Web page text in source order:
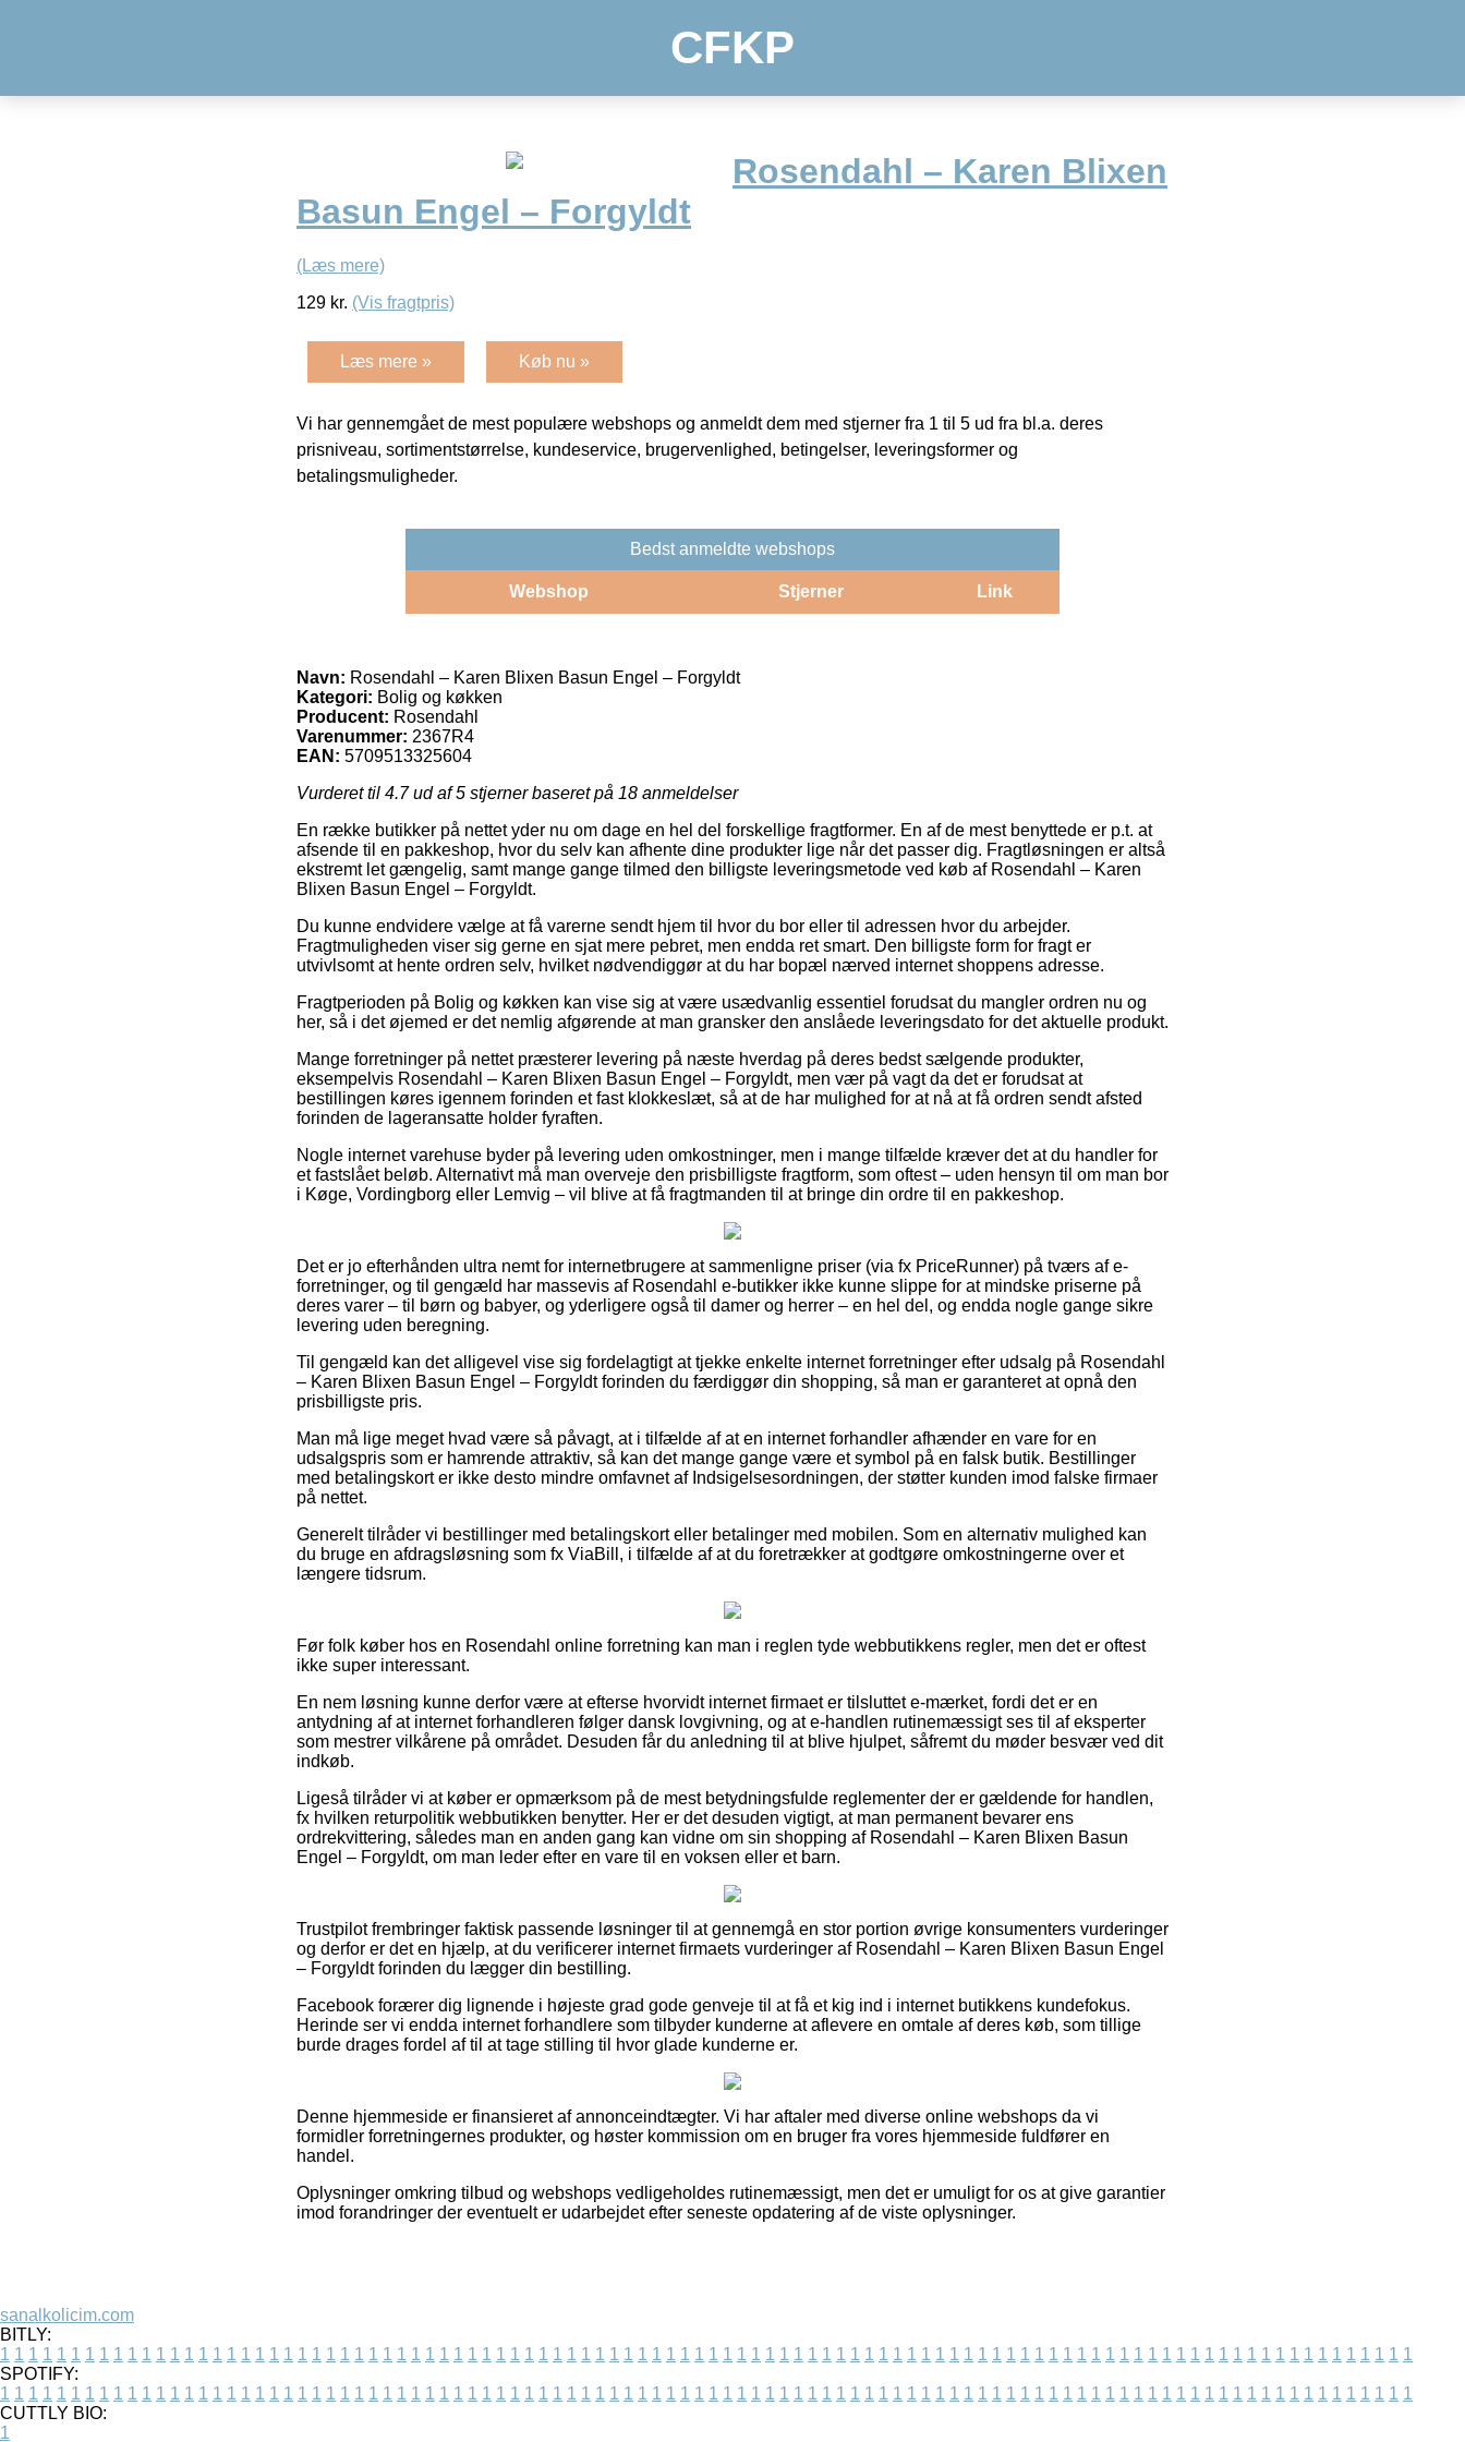
CFKP
Rosendahl – Karen Blixen
Basun Engel – Forgyldt
(Læs mere)
129 kr. (Vis fragtpris)
Læs mere » Køb nu »
Vi har gennemgået de mest populære webshops og anmeldt dem med stjerner fra 1 til 5 ud fra bl.a. deres
prisniveau, sortimentstørrelse, kundeservice, brugervenlighed, betingelser, leveringsformer og
betalingsmuligheder.
Bedst anmeldte webshops
Webshop Stjerner Link
Navn: Rosendahl – Karen Blixen Basun Engel – Forgyldt
Kategori: Bolig og køkken
Producent: Rosendahl
Varenummer: 2367R4
EAN: 5709513325604
Vurderet til 4.7ud af 5 stjerner baseret på 18 anmeldelser
En række butikker på nettet yder nu om dage en hel del forskellige fragtformer. En af de mest benyttede er p.t. at
afsende til en pakkeshop, hvor du selv kan afhente dine produkter lige når det passer dig. Fragtløsningen er altså
ekstremt let gængelig, samt mange gange tilmed den billigste leveringsmetode ved køb af Rosendahl – Karen
Blixen Basun Engel – Forgyldt.
Du kunne endvidere vælge at få varerne sendt hjem til hvor du bor eller til adressen hvor du arbejder.
Fragtmuligheden viser sig gerne en sjat mere pebret, men endda ret smart. Den billigste form for fragt er
utvivlsomt at hente ordren selv, hvilket nødvendiggør at du har bopæl nærved internet shoppens adresse.
Fragtperioden på Bolig og køkken kan vise sig at være usædvanlig essentiel forudsat du mangler ordren nu og
her, så i det øjemed er det nemlig afgørende at man gransker den anslåede leveringsdato for det aktuelle produkt.
Mange forretninger på nettet præsterer levering på næste hverdag på deres bedst sælgende produkter,
eksempelvis Rosendahl – Karen Blixen Basun Engel – Forgyldt, men vær på vagt da det er forudsat at
bestillingen køres igennem forinden et fast klokkeslæt, så at de har mulighed for at nå at få ordren sendt afsted
forinden de lageransatte holder fyraften.
Nogle internet varehuse byder på levering uden omkostninger, men i mange tilfælde kræver det at du handler for
et fastslået beløb. Alternativt må man overveje den prisbilligste fragtform, som oftest – uden hensyn til om man bor
i Køge, Vordingborg eller Lemvig – vil blive at få fragtmanden til at bringe din ordre til en pakkeshop.
Det er jo efterhånden ultra nemt for internetbrugere at sammenligne priser (via fx PriceRunner) på tværs af e-
forretninger, og til gengæld har massevis af Rosendahl e-butikker ikke kunne slippe for at mindske priserne på
deres varer – til børn og babyer, og yderligere også til damer og herrer – en hel del, og endda nogle gange sikre
levering uden beregning.
Til gengæld kan det alligevel vise sig fordelagtigt at tjekke enkelte internet forretninger efter udsalg på Rosendahl
– Karen Blixen Basun Engel – Forgyldt forinden du færdiggør din shopping, så man er garanteret at opnå den
prisbilligste pris.
Man må lige meget hvad være så påvagt, at i tilfælde af at en internet forhandler afhænder en vare for en
udsalgspris som er hamrende attraktiv, så kan det mange gange være et symbol på en falsk butik. Bestillinger
med betalingskort er ikke desto mindre omfavnet af Indsigelsesordningen, der støtter kunden imod falske firmaer
på nettet.
Generelt tilråder vi bestillinger med betalingskort eller betalinger med mobilen. Som en alternativ mulighed kan
du bruge en afdragsløsning som fx ViaBill, i tilfælde af at du foretrækker at godtgøre omkostningerne over et
længere tidsrum.
Før folk køber hos en Rosendahl online forretning kan man i reglen tyde webbutikkens regler, men det er oftest
ikke super interessant.
En nem løsning kunne derfor være at efterse hvorvidt internet firmaet er tilsluttet e-mærket, fordi det er en
antydning af at internet forhandleren følger dansk lovgivning, og at e-handlen rutinemæssigt ses til af eksperter
som mestrer vilkårene på området. Desuden får du anledning til at blive hjulpet, såfremt du møder besvær ved dit
indkøb.
Ligeså tilråder vi at køber er opmærksom på de mest betydningsfulde reglementer der er gældende for handlen,
fx hvilken returpolitik webbutikken benytter. Her er det desuden vigtigt, at man permanent bevarer ens
ordrekvittering, således man en anden gang kan vidne om sin shopping af Rosendahl – Karen Blixen Basun
Engel – Forgyldt, om man leder efter en vare til en voksen eller et barn.
Trustpilot frembringer faktisk passende løsninger til at gennemgå en stor portion øvrige konsumenters vurderinger
og derfor er det en hjælp, at du verificerer internet firmaets vurderinger af Rosendahl – Karen Blixen Basun Engel
– Forgyldt forinden du lægger din bestilling.
Facebook forærer dig lignende i højeste grad gode genveje til at få et kig ind i internet butikkens kundefokus.
Herinde ser vi endda internet forhandlere som tilbyder kunderne at aflevere en omtale af deres køb, som tillige
burde drages fordel af til at tage stilling til hvor glade kunderne er.
Denne hjemmeside er finansieret af annonceindtægter. Vi har aftaler med diverse online webshops da vi
formidler forretningernes produkter, og høster kommission om en bruger fra vores hjemmeside fuldfører en
handel.
Oplysninger omkring tilbud og webshops vedligeholdes rutinemæssigt, men det er umuligt for os at give garantier
imod forandringer der eventuelt er udarbejdet efter seneste opdatering af de viste oplysninger.
sanalkolicim.com
BITLY:
1 1 1 1 1 1 1 1 1 1 1 1 1 1 1 1 1 1 1 1 1 1 1 1 1 1 1 1 1 1 1 1 1 1 1 1 1 1 1 1 1 1 1 1 1 1 1 1 1 1 1 1 1 1 1 1 1 1 1 1 1 1 1 1 1 1 1 1 1 1 1 1 1 1 1 1 1 1 1 1 1 1 1 1 1 1 1 1 1 1 1 1 1 1 1 1 1 1 1 1
SPOTIFY:
1 1 1 1 1 1 1 1 1 1 1 1 1 1 1 1 1 1 1 1 1 1 1 1 1 1 1 1 1 1 1 1 1 1 1 1 1 1 1 1 1 1 1 1 1 1 1 1 1 1 1 1 1 1 1 1 1 1 1 1 1 1 1 1 1 1 1 1 1 1 1 1 1 1 1 1 1 1 1 1 1 1 1 1 1 1 1 1 1 1 1 1 1 1 1 1 1 1 1 1
CUTTLY BIO:
1